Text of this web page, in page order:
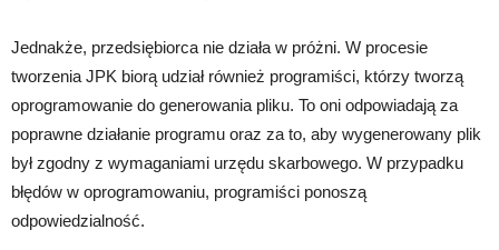
Jednakże, przedsiębiorca nie działa w próżni. W procesie
tworzenia JPK biorą udział również programiści, którzy tworzą
oprogramowanie do generowania pliku. To oni odpowiadają za
poprawne działanie programu oraz za to, aby wygenerowany plik
był zgodny z wymaganiami urzędu skarbowego. W przypadku
błędów w oprogramowaniu, programiści ponoszą
odpowiedzialność.